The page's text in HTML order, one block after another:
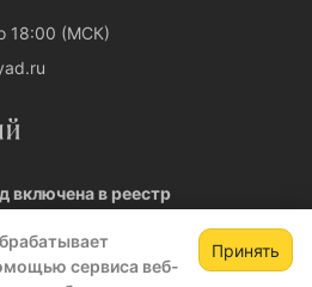
сервиса веб-
Принять
18:00 (МСК)
в реестр
06.02.2026